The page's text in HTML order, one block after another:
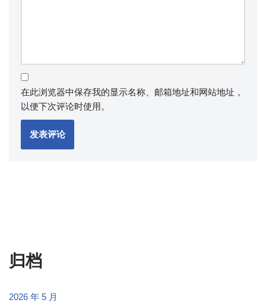
在此浏览器中保存我的显示名称、邮箱地址和网站地址，
以便下次评论时使用。
归档
2026 年 5 月